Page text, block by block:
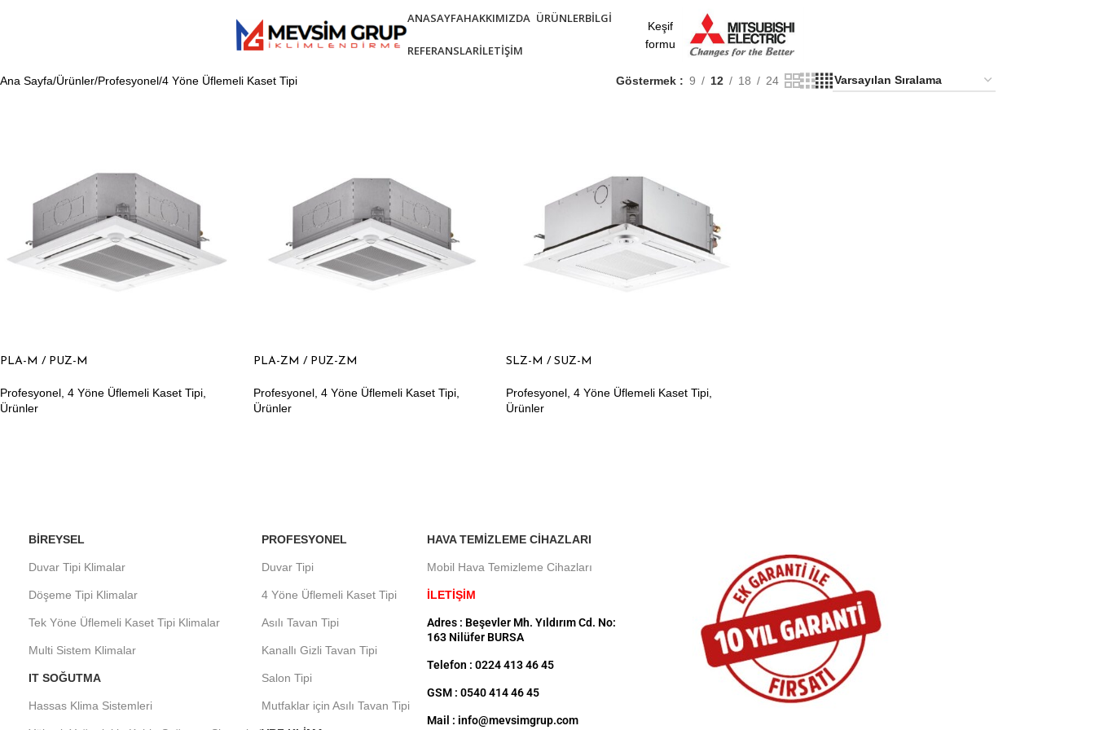
ANASAYFAHAKKIMIZDA ÜRÜNLERBILGI
REFERANSLARİLETIŞIM
Keşif
formu
Ana Sayfa Ürünler Profesyonel 4 Yöne Üflemeli Kaset Tipi Göstermek 9 12 18 24
PLA-M / PUZ-M
Profesyonel 4 Yöne Üflemeli Kaset Tipi
Ürünler
PLA-ZM / PUZ-ZM
Profesyonel, 4 Yöne Üflemeli Kaset Tipi,
Ürünler
SLZ-M / SUZ-M
Profesyonel 4 Yöne Üflemeli Kaset Tipi
Ürünler
BIREYSEL
Duvar Tipi Klimalar
Döşeme Tipi Klimalar
Tek Yöne Üflemeli Kaset Tipi Klimalar
Multi Sistem Klimalar
IT SOĞUTMA
Hassas Klima Sistemleri
PROFESYONEL
Duvar Tipi
4 Yöne Üflemeli Kaset Tipi
Asılı Tavan Tipi
Kanallı Gizli Tavan Tipi
Salon Tipi
Mutfaklar için Asılı Tavan Tipi
HAVA TEMIZLEME CIHAZLARI
Mobil Hava Temizleme Cihazları
İLETİŞİM
Adres : Beşevler Mh. Yıldırım Cd. No:
163 Nilüfer BURSA
Telefon : 0224 413 46 45
GSM : 0540 414 46 45
Mail : info@mevsimgrup.com